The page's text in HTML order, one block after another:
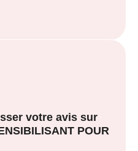
votre avis sur
POUR